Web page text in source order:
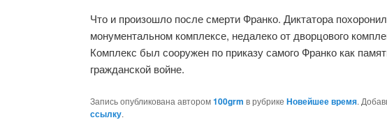
Что и произошло после смерти Франко. Диктатора
монументальном комплексе, недалеко от дворцового
Комплекс был сооружен по приказу самого Франко как
гражданской войне.
Запись опубликована автором100grm в рубрике Новейшее время.
ссылку.